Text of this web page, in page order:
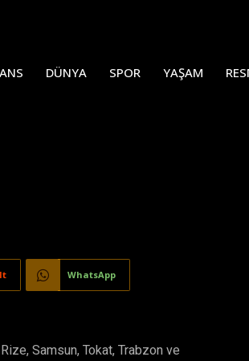
DÜNYA SPOR YAŞAM
WhatsApp
Samsun, Tokat, Trabzon ve